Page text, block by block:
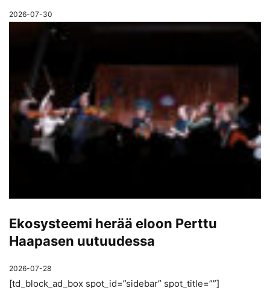
2026-07-30
Ekosysteemi herää eloon Perttu
Haapasen uutuudessa
2026-07-28
[td_block_ad_box spot_id=”sidebar” spot_title=””]